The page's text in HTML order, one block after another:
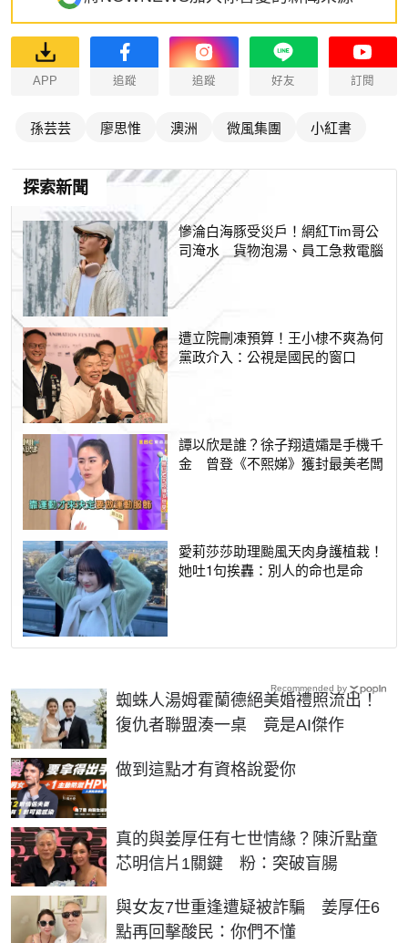
APP 追蹤 追蹤 好友 訂閱
孫芸芸 廖思惟 澳洲 微風集團 小紅書
探索新聞
慘淪白海豚受災戶！網紅Tim哥公
司淹水 貨物泡湯、員工急救電腦
遭立院刪凍預算！王小棣不爽為何
黨政介入：公視是國民的窗口
譚以欣是誰？徐子翔遺孀是手機千
金 曾登《不熙娣》獲封最美老闆
愛莉莎莎助理颱風天肉身護植栽！
她吐1句挨轟：別人的命也是命
蜘蛛人湯姆霍蘭德絕美婚禮照流出！
復仇者聯盟湊一桌 竟是AI傑作
做到這點才有資格說愛你
PR
真的與姜厚任有七世情緣？陳沂點童
芯明信片1關鍵 粉：突破盲腸
與女友7世重逢遭疑被詐騙 姜厚任6
點再回擊酸民：你們不懂
Recommended by